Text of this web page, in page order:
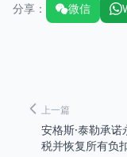
分享：
微信
上一篇
安格斯·泰勒承诺
税并恢复所有负